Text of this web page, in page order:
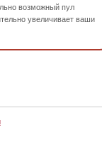
возможный пул
увеличивает ваши